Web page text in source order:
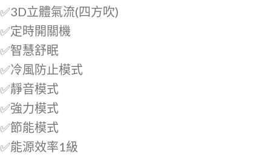
✅3D立體氣流(四方吹)
✅定時開關機
✅智慧舒眠
✅冷風防止模式
✅靜音模式
✅強力模式
✅節能模式
✅能源效率1級